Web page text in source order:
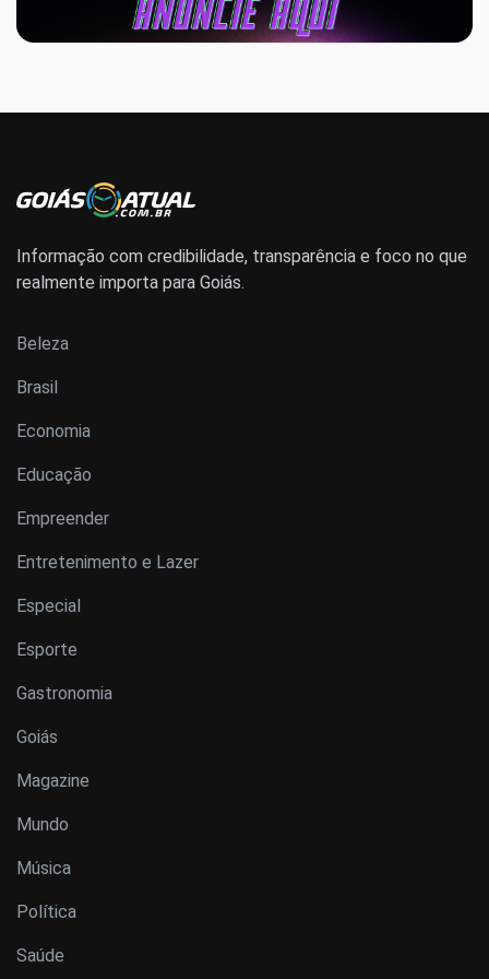
Informação com credibilidade, transparência e foco no que
realmente importa para Goiás.
Beleza
Brasil
Economia
Educação
Empreender
Entretenimento e Lazer
Especial
Esporte
Gastronomia
Goiás
Magazine
Mundo
Música
Política
Saúde